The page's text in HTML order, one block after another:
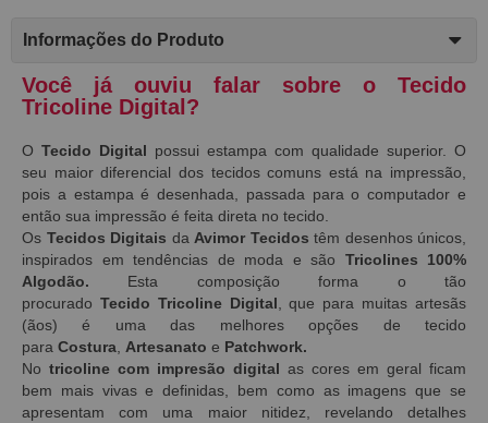
Informações do Produto
Você já ouviu falar sobre o Tecido
Tricoline Digital?
O Tecido Digital possui estampa com qualidade superior. O
seu maior diferencial dos tecidos comuns está na impressão,
pois a estampa é desenhada, passada para o computador e
então sua impressão é feita direta no tecido.
Os Tecidos Digitais da Avimor Tecidos têm desenhos únicos,
inspirados em tendências de moda e são Tricolines 100%
Algodão. Esta composição forma o tão
procurado Tecido Tricoline Digital , que para muitas artesãs
(ãos) é uma das melhores opções de tecido
para Costura Artesanato e Patchwork.
No tricoline com impresão digital as cores em geral ficam
bem mais vivas e definidas, bem como as imagens que se
apresentam com uma maior nitidez, revelando detalhes